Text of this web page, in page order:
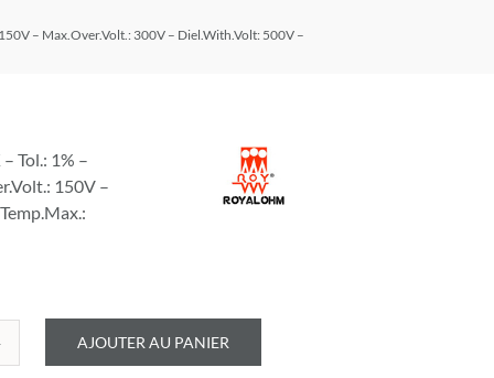
– Max.Over.Volt.: 300V – Diel.With.Volt: 500V –
Tol.: 1% –
150V –
AJOUTER AU PANIER